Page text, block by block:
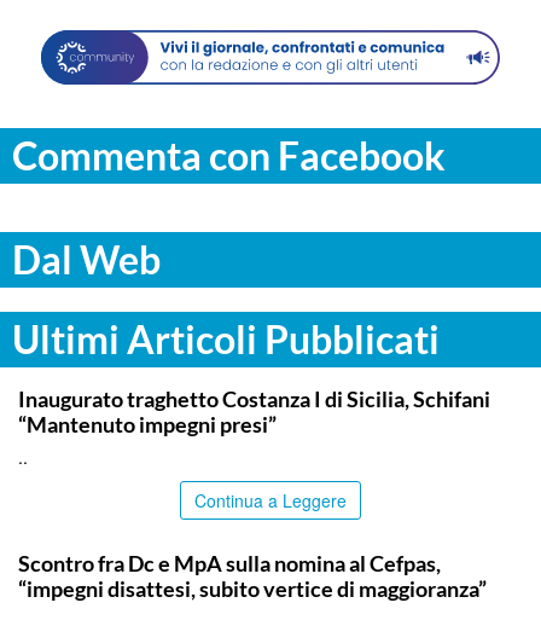
Commenta con Facebook
Dal Web
Ultimi Articoli Pubblicati
ITALPRESS
Inaugurato traghetto Costanza I di Sicilia, Schifani
“Mantenuto impegni presi”
..
Continua a Leggere
Scontro fra Dc e MpA sulla nomina al Cefpas,
“impegni disattesi, subito vertice di maggioranza”